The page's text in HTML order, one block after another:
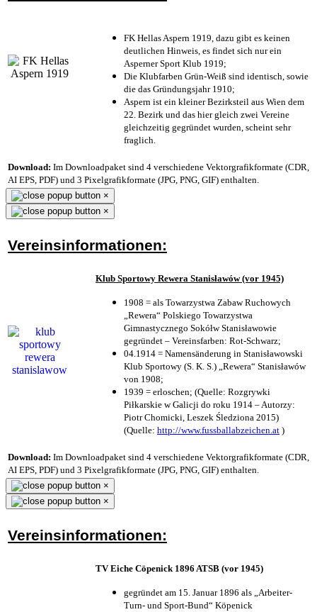
FK Hellas Aspern 1919, dazu gibt es keinen
deutlichen Hinweis, es findet sich nur ein
Asperner Sport Klub 1919;
Die Klubfarben Grün-Weiß sind identisch, sowie
die das Gründungsjahr 1910;
Aspern ist ein kleiner Bezirksteil aus Wien dem
22. Bezirk und das hier gleich zwei Vereine
gleichzeitig gegründet wurden, scheint sehr
fraglich.
Download: Im Downloadpaket sind 4 verschiedene Vektorgrafikformate (CDR,
AI EPS, PDF) und 3 Pixelgrafikformate (JPG, PNG, GIF) enthalten.
×
×
Vereinsinformationen:
Klub Sportowy Rewera Stanisławów (vor 1945)
1908 = als Towarzystwa Zabaw Ruchowych
„Rewera“ Polskiego Towarzystwa
Gimnastycznego Sokółw Stanisławowie
gegründet – Vereinsfarben: Rot-Schwarz;
04.1914 = Namensänderung in Stanisławowski
Klub Sportowy (S. K. S.) „Rewera“ Stanisławów
von 1908;
1939 = erloschen; (Quelle: Rozgrywki
Piłkarskie w Galicji do roku 1914 – Autorzy:
Piotr Chomicki, Leszek Śledziona 2015)
(Quelle: http://www.fussballabzeichen.at )
Download: Im Downloadpaket sind 4 verschiedene Vektorgrafikformate (CDR,
AI EPS, PDF) und 3 Pixelgrafikformate (JPG, PNG, GIF) enthalten.
×
×
Vereinsinformationen:
TV Eiche Cöpenick 1896 ATSB (vor 1945)
gegründet am 15. Januar 1896 als „Arbeiter-
Turn- und Sport-Bund“ Köpenick